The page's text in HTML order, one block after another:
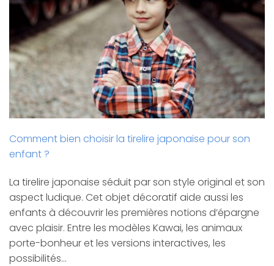
Comment bien choisir la tirelire japonaise pour son
enfant ?
La tirelire japonaise séduit par son style original et son
aspect ludique. Cet objet décoratif aide aussi les
enfants à découvrir les premières notions d’épargne
avec plaisir. Entre les modèles Kawai, les animaux
porte-bonheur et les versions interactives, les
possibilités…